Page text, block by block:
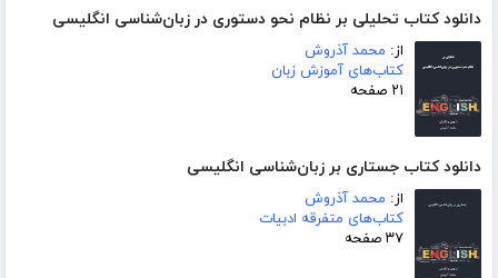
دانلود کتاب تحلیلی بر نظام نحو دستوری در زبان‌شناسی انگلیسی
از: محمد آذروش
کتاب‌های آموزش زبان
۲۱ صفحه
دانلود کتاب جستاری بر زبان‌شناسی انگلیسی
از: محمد آذروش
کتاب‌های متفرقه ادبیات
۳۷ صفحه